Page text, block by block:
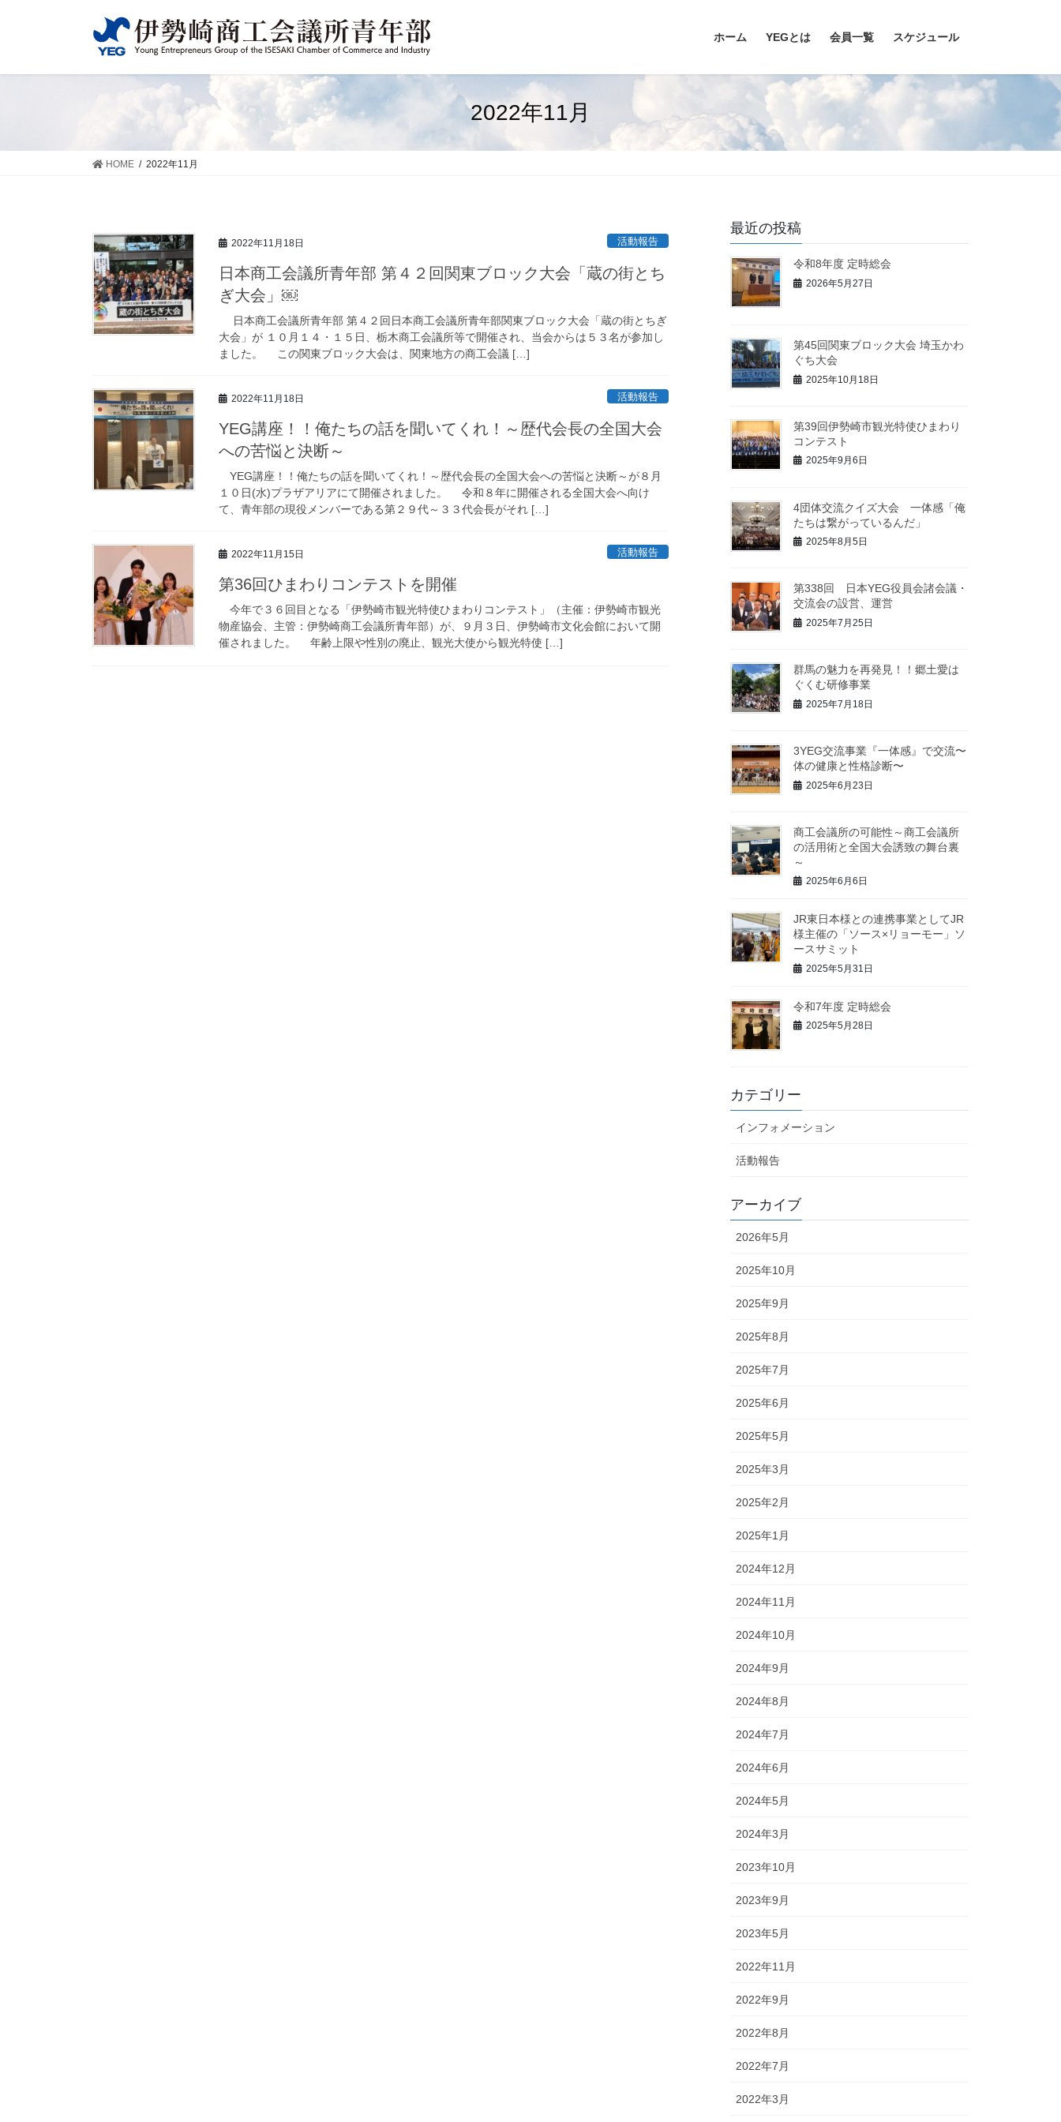
ホーム YEGとは 会員一覧 スケジュール
2022年11月
HOME 2022年11月
2022年11月18日 活動報告
日本商工会議所青年部 第４２回関東ブロック大会「蔵の街とち
ぎ大会」￼
日本商工会議所青年部 第４２回日本商工会議所青年部関東ブロック大会「蔵の街とちぎ
大会」が １０月１４・１５日、栃木商工会議所等で開催され、当会からは５３名が参加し
ました。 この関東ブロック大会は、関東地方の商工会議 […]
2022年11月18日 活動報告
YEG講座！！俺たちの話を聞いてくれ！～歴代会長の全国大会
への苦悩と決断～
YEG講座！！俺たちの話を聞いてくれ！～歴代会長の全国大会への苦悩と決断～が８月
１０日(水)プラザアリアにて開催されました。 令和８年に開催される全国大会へ向け
て、青年部の現役メンバーである第２９代～３３代会長がそれ […]
2022年11月15日 活動報告
第36回ひまわりコンテストを開催
今年で３６回目となる「伊勢崎市観光特使ひまわりコンテスト」（主催：伊勢崎市観光
物産協会、主管：伊勢崎商工会議所青年部）が、９月３日、伊勢崎市文化会館において開
催されました。 年齢上限や性別の廃止、観光大使から観光特使 […]
最近の投稿
令和8年度 定時総会
2026年5月27日
第45回関東ブロック大会 埼玉かわ
ぐち大会
2025年10月18日
第39回伊勢崎市観光特使ひまわり
コンテスト
2025年9月6日
4団体交流クイズ大会 一体感「俺
たちは繋がっているんだ」
2025年8月5日
第338回 日本YEG役員会諸会議・
交流会の設営、運営
2025年7月25日
群馬の魅力を再発見！！郷土愛は
ぐくむ研修事業
2025年7月18日
3YEG交流事業『一体感』で交流〜
体の健康と性格診断〜
2025年6月23日
商工会議所の可能性～商工会議所
の活用術と全国大会誘致の舞台裏
～
2025年6月6日
JR東日本様との連携事業としてJR
様主催の「ソース×リョーモー」ソ
ースサミット
2025年5月31日
令和7年度 定時総会
2025年5月28日
カテゴリー
インフォメーション
活動報告
アーカイブ
2026年5月
2025年10月
2025年9月
2025年8月
2025年7月
2025年6月
2025年5月
2025年3月
2025年2月
2025年1月
2024年12月
2024年11月
2024年10月
2024年9月
2024年8月
2024年7月
2024年6月
2024年5月
2024年3月
2023年10月
2023年9月
2023年5月
2022年11月
2022年9月
2022年8月
2022年7月
2022年3月